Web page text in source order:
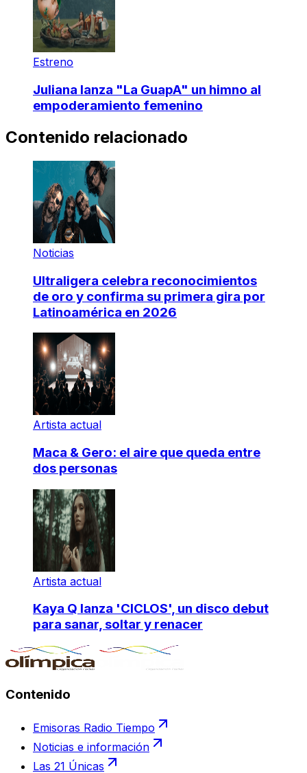
Estreno
Juliana lanza "La GuapA" un himno al
empoderamiento femenino
Contenido relacionado
Noticias
Ultraligera celebra reconocimientos
de oro y confirma su primera gira por
Latinoamérica en 2026
Artista actual
Maca & Gero: el aire que queda entre
dos personas
Artista actual
Kaya Q lanza 'CICLOS', un disco debut
para sanar, soltar y renacer
Contenido
Emisoras Radio Tiempo
Noticias e información
Las 21 Únicas